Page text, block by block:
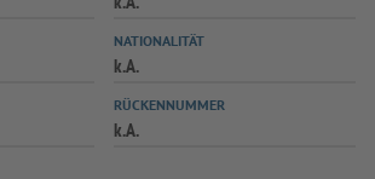
SPIELPLUS
NATIONALITÄT
k.A.
RÜCKENNUMMER
k.A.